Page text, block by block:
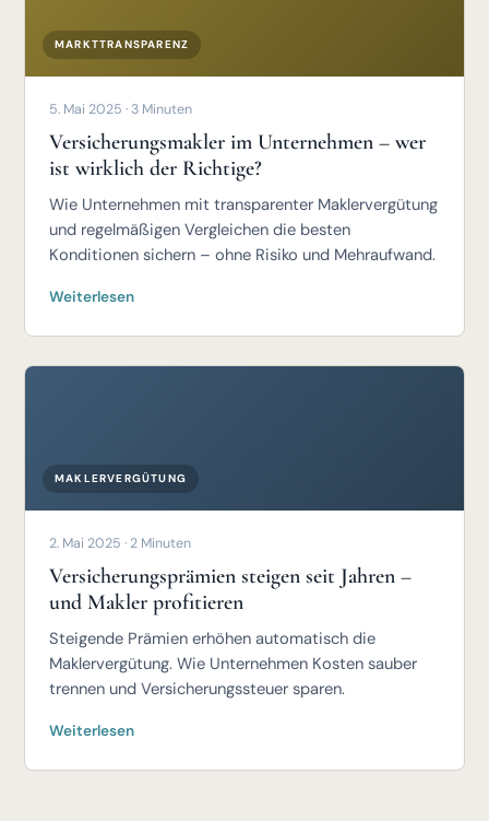
MARKTTRANSPARENZ
5. Mai 2025 · 3 Minuten
Versicherungsmakler im Unternehmen – wer
ist wirklich der Richtige?
Wie Unternehmen mit transparenter Maklervergütung
und regelmäßigen Vergleichen die besten
Konditionen sichern – ohne Risiko und Mehraufwand.
Weiterlesen
MAKLERVERGÜTUNG
2. Mai 2025 · 2 Minuten
Versicherungsprämien steigen seit Jahren –
und Makler profitieren
Steigende Prämien erhöhen automatisch die
Maklervergütung. Wie Unternehmen Kosten sauber
trennen und Versicherungssteuer sparen.
Weiterlesen